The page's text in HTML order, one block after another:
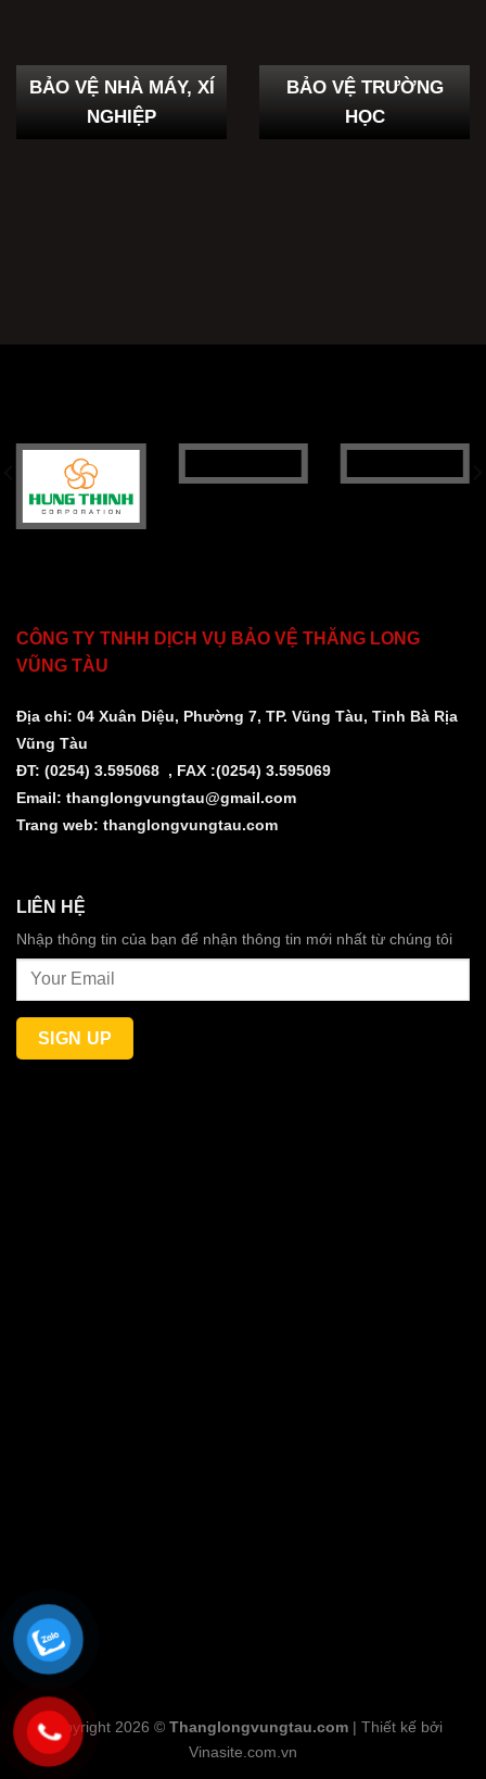
BẢO VỆ NHÀ MÁY, XÍ
NGHIỆP
BẢO VỆ TRƯỜNG
HỌC
CÔNG TY TNHH DỊCH VỤ BẢO VỆ THĂNG LONG
VŨNG TÀU
Địa chỉ: 04 Xuân Diệu, Phường 7, TP. Vũng Tàu, Tỉnh Bà Rịa
Vũng Tàu
ĐT: (0254) 3.595068 , FAX :(0254) 3.595069
Email: thanglongvungtau@gmail.com
Trang web: thanglongvungtau.com
LIÊN HỆ
Nhập thông tin của bạn để nhận thông tin mới nhất từ chúng tôi
Copyright 2026 © Thanglongvungtau.com| Thiết kế bởi
Vinasite.com.vn